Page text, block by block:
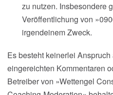
zu nutzen. Insbesondere
Veröffentlichung von
irgendeinem Zweck.
Es besteht keinerlei
eingereichten Kommentaren
Betreiber von »Wettengel